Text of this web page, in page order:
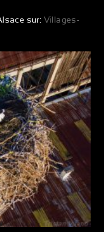
sur: Villages-